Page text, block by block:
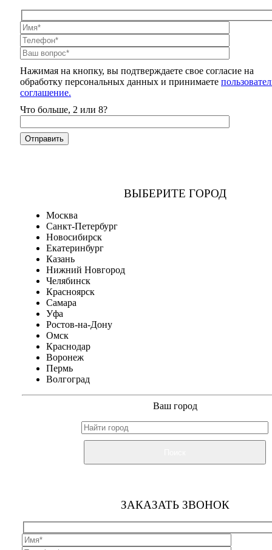
Нажимая на кнопку, вы подтверждаете свое согласие на
обработку персональных данных и принимаете
соглашение.
Что больше, 2 или 8?
ВЫБЕРИТЕ ГОРОД
Москва
Санкт-Петербург
Новосибирск
Екатеринбург
Казань
Нижний Новгород
Челябинск
Красноярск
Самара
Уфа
Ростов-на-Дону
Омск
Краснодар
Воронеж
Пермь
Волгоград
Ваш город
ЗАКАЗАТЬ ЗВОНОК